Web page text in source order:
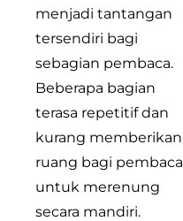
menjadi tantangan
tersendiri bagi
sebagian pembaca.
Beberapa bagian
terasa repetitif dan
kurang memberikan
ruang bagi pembaca
untuk merenung
secara mandiri.